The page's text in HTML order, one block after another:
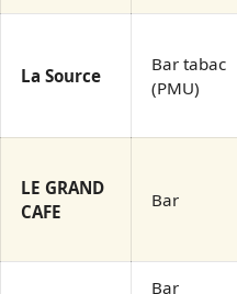
La Source
Bar tabac
(PMU)
LE GRAND
CAFE
Bar
Bar